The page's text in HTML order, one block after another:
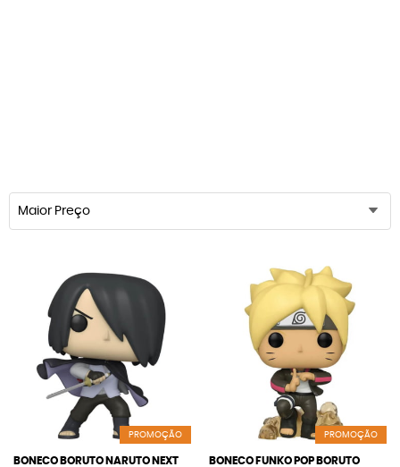
Maior Preço
PROMOÇÃO
BONECO BORUTO NARUTO NEXT
PROMOÇÃO
BONECO FUNKO POP BORUTO